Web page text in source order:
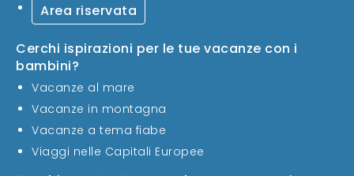
Area riservata
Cerchi ispirazioni per le tue vacanze con i
bambini?
Vacanze al mare
Vacanze in montagna
Vacanze a tema fiabe
Viaggi nelle Capitali Europee